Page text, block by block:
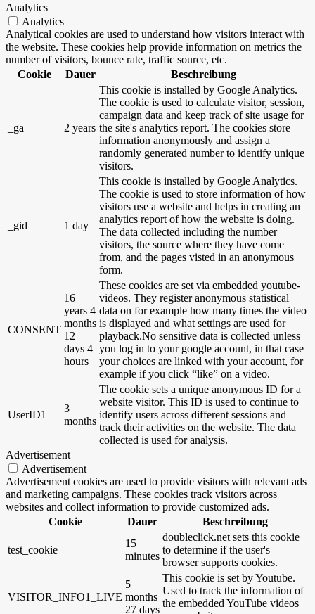
Analytics
Analytics
Analytical cookies are used to understand how visitors interact with
the website. These cookies help provide information on metrics the
number of visitors, bounce rate, traffic source, etc.
Cookie
Dauer Beschreibung
_ga 2 years
This cookie is installed by Google Analytics.
The cookie is used to calculate visitor, session,
campaign data and keep track of site usage for
the site's analytics report. The cookies store
information anonymously and assign a
randomly generated number to identify unique
visitors.
_gid 1 day
This cookie is installed by Google Analytics.
The cookie is used to store information of how
visitors use a website and helps in creating an
analytics report of how the website is doing.
The data collected including the number
visitors, the source where they have come
from, and the pages visted in an anonymous
form.
CONSENT
16
years 4
months
12
days 4
hours
These cookies are set via embedded youtube-
videos. They register anonymous statistical
data on for example how many times the video
is displayed and what settings are used for
playback.No sensitive data is collected unless
you log in to your google account, in that case
your choices are linked with your account, for
example if you click “like” on a video.
UserID1
3
months
The cookie sets a unique anonymous ID for a
website visitor. This ID is used to continue to
identify users across different sessions and
track their activities on the website. The data
collected is used for analysis.
Advertisement
Advertisement
Advertisement cookies are used to provide visitors with relevant ads
and marketing campaigns. These cookies track visitors across
websites and collect information to provide customized ads.
Cookie
Dauer Beschreibung
test_cookie
15
minutes
doubleclick.net sets this cookie
to determine if the user's
browser supports cookies.
VISITOR_INFO1_LIVE
5
months
27 days
This cookie is set by Youtube.
Used to track the information of
the embedded YouTube videos